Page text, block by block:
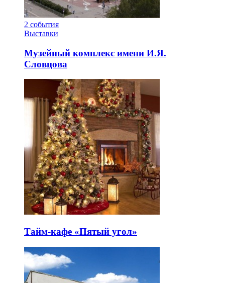
2 события
Выставки
Музейный комплекс имени И.Я.
Словцова
Тайм-кафе «Пятый угол»